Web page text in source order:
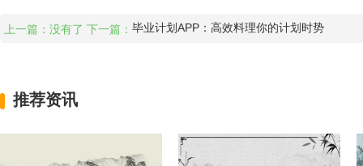
上一篇：没有了 下一篇： 毕业计划APP：高效料理你的计划时势
推荐资讯